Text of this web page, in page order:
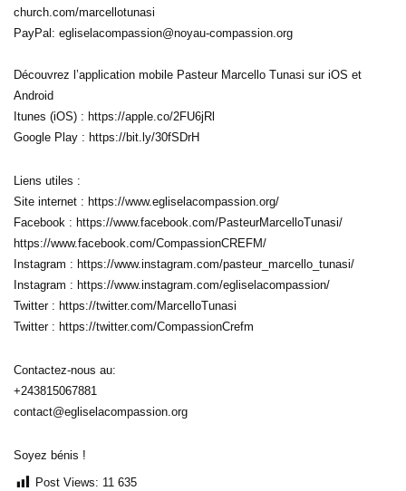
church.com/marcellotunasi
PayPal: egliselacompassion@noyau-compassion.org
Découvrez l’application mobile Pasteur Marcello Tunasi sur iOS et
Android
Itunes (iOS) : https://apple.co/2FU6jRl
Google Play : https://bit.ly/30fSDrH
Liens utiles :
Site internet : https://www.egliselacompassion.org/
Facebook : https://www.facebook.com/PasteurMarcelloTunasi/
https://www.facebook.com/CompassionCREFM/
Instagram : https://www.instagram.com/pasteur_marcello_tunasi/
Instagram : https://www.instagram.com/egliselacompassion/
Twitter : https://twitter.com/MarcelloTunasi
Twitter : https://twitter.com/CompassionCrefm
Contactez-nous au:
+243815067881
contact@egliselacompassion.org
Soyez bénis !
Post Views: 11 635